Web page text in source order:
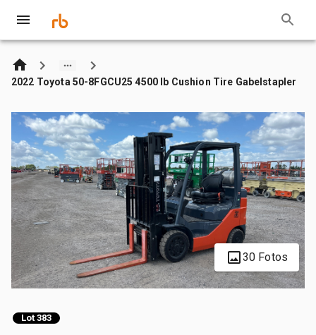
2022 Toyota 50-8FGCU25 4500 lb Cushion Tire Gabelstapler
30 Fotos
Lot 383